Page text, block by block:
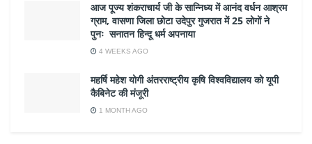
आज पूज्य शंकराचार्य जी के सान्निध्य में आनंद वर्धन आश्रम
ग्राम, वासणा जिला छोटा उदेपुर गुजरात में 25 लोगों ने
पुनः सनातन हिन्दू धर्म अपनाया
4 WEEKS AGO
महर्षि महेश योगी अंतरराष्ट्रीय कृषि विश्वविद्यालय को यूपी
कैबिनेट की मंजूरी
1 MONTH AGO